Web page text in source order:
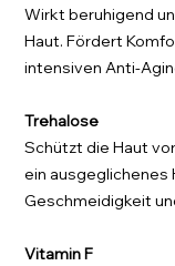
Wirkt beruhigend
Haut. Fördert
intensiven Anti-
Trehalose
Schützt die Haut
ein ausgeglichenes
Geschmeidigkeit
Vitamin F